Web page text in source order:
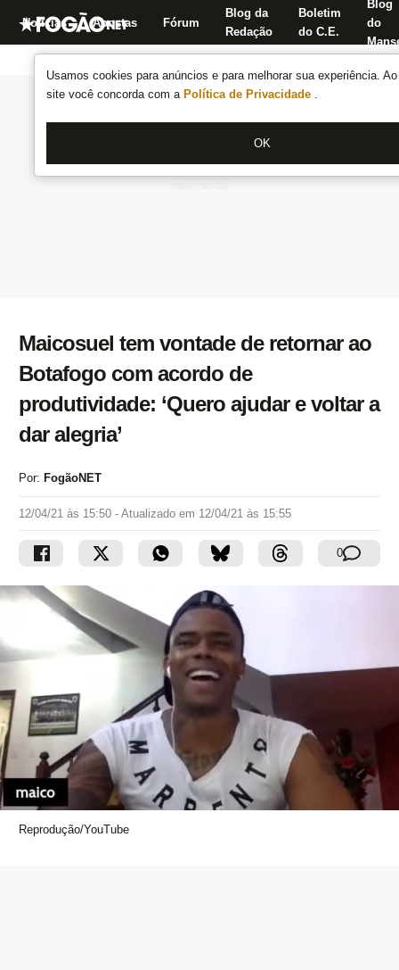
Usamos cookies para anúncios e para melhorar sua experiência.
site você concorda com a Política de Privacidade .
OK
Notícias Apostas Fórum
Blog da
Redação
Boletim
do C.E.
Blog
do
Maicosuel tem vontade de retornar ao
Botafogo com acordo de
produtividade: ‘Quero ajudar e voltar a
dar alegria’
Por: FogãoNET
12/04/21 às 15:50 - Atualizado em 12/04/21 às 15:55
0
Reprodução/YouTube